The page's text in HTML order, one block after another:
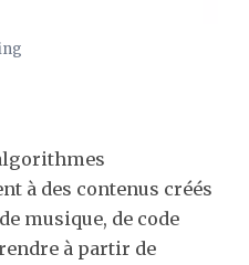
à des contenus créés
musique, de code
à partir de